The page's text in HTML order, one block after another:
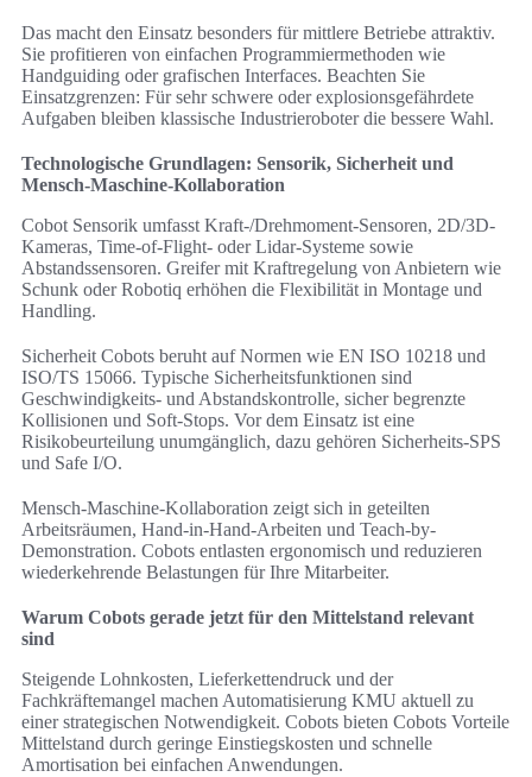
Das macht den Einsatz besonders für mittlere Betriebe attraktiv.
Sie profitieren von einfachen Programmiermethoden wie
Handguiding oder grafischen Interfaces. Beachten Sie
Einsatzgrenzen: Für sehr schwere oder explosionsgefährdete
Aufgaben bleiben klassische Industrieroboter die bessere Wahl.
Technologische Grundlagen: Sensorik, Sicherheit und
Mensch-Maschine-Kollaboration
Cobot Sensorik umfasst Kraft-/Drehmoment-Sensoren, 2D/3D-
Kameras, Time-of-Flight- oder Lidar-Systeme sowie
Abstandssensoren. Greifer mit Kraftregelung von Anbietern wie
Schunk oder Robotiq erhöhen die Flexibilität in Montage und
Handling.
Sicherheit Cobots beruht auf Normen wie EN ISO 10218 und
ISO/TS 15066. Typische Sicherheitsfunktionen sind
Geschwindigkeits- und Abstandskontrolle, sicher begrenzte
Kollisionen und Soft-Stops. Vor dem Einsatz ist eine
Risikobeurteilung unumgänglich, dazu gehören Sicherheits-SPS
und Safe I/O.
Mensch-Maschine-Kollaboration zeigt sich in geteilten
Arbeitsräumen, Hand-in-Hand-Arbeiten und Teach-by-
Demonstration. Cobots entlasten ergonomisch und reduzieren
wiederkehrende Belastungen für Ihre Mitarbeiter.
Warum Cobots gerade jetzt für den Mittelstand relevant
sind
Steigende Lohnkosten, Lieferkettendruck und der
Fachkräftemangel machen Automatisierung KMU aktuell zu
einer strategischen Notwendigkeit. Cobots bieten Cobots Vorteile
Mittelstand durch geringe Einstiegskosten und schnelle
Amortisation bei einfachen Anwendungen.